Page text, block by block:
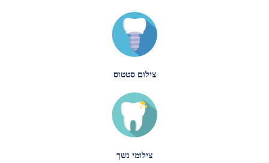
צילום סטטוס
צילומי נשך